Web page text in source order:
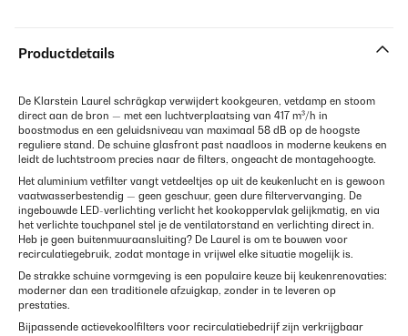
Productdetails
De Klarstein Laurel schrägkap verwijdert kookgeuren, vetdamp en stoom
direct aan de bron — met een luchtverplaatsing van 417 m³/h in
boostmodus en een geluidsniveau van maximaal 58 dB op de hoogste
reguliere stand. De schuine glasfront past naadloos in moderne keukens en
leidt de luchtstroom precies naar de filters, ongeacht de montagehoogte.
Het aluminium vetfilter vangt vetdeeltjes op uit de keukenlucht en is gewoon
vaatwasserbestendig — geen geschuur, geen dure filtervervanging. De
ingebouwde LED-verlichting verlicht het kookoppervlak gelijkmatig, en via
het verlichte touchpanel stel je de ventilatorstand en verlichting direct in.
Heb je geen buitenmuuraansluiting? De Laurel is om te bouwen voor
recirculatiegebruik, zodat montage in vrijwel elke situatie mogelijk is.
De strakke schuine vormgeving is een populaire keuze bij keukenrenovaties:
moderner dan een traditionele afzuigkap, zonder in te leveren op
prestaties.
Bijpassende actievekoolfilters voor recirculatiebedrijf zijn verkrijgbaar